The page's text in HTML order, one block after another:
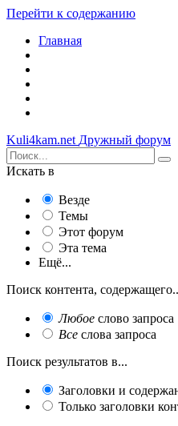
Перейти к содержанию
Главная
Kuli4kam.net Дружный форум
Искать в
Везде
Темы
Этот форум
Эта тема
Ещё...
Поиск контента,
Любое слово запроса
Все слова запроса
Поиск результатов в...
Заголовки и
Только заголовки